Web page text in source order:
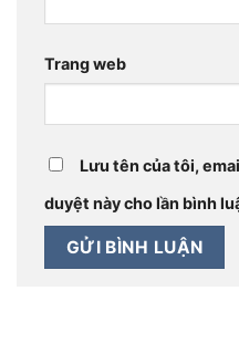
Trang web
Lưu tên của tôi,
duyệt này cho lần bình